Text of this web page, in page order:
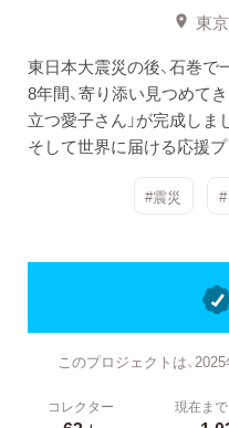
東
東日本大震災の後、石巻
8年間、寄り添い見つめて
立つ愛子さん」が完成しま
そして世界に届ける応援プ
#震災
このプロジェクトは、
コレクター 現在ま